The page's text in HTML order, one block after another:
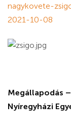
nagykovete-
2021-10-08
Megállapodás
Nyíregyházi